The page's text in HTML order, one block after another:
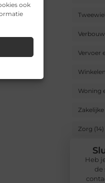
ook
Vervoer
Winkelen
Woning
Zorg (14)
Heb
de